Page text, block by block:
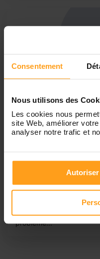
Consentement
Nous utilisons des
Les cookies nous
site Web, améliorer
analyser notre trafic et
Bonjour, Je suis à la
responsable je suis
différentes. Si vous avez
problème...